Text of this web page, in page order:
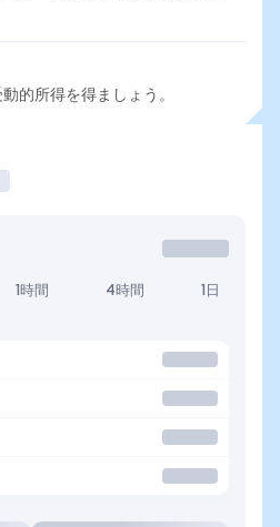
的所得を得ましょう。
1時間 4時間 1日